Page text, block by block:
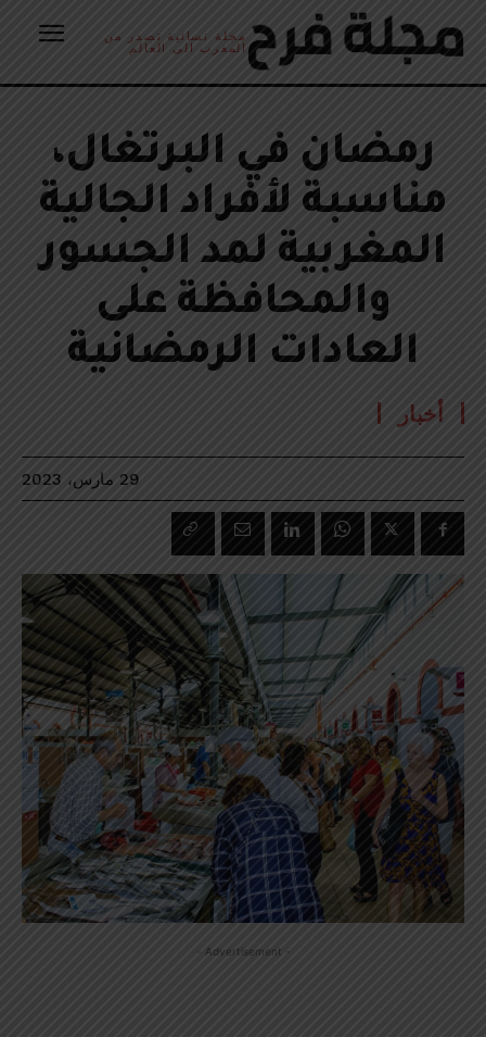
مجلة نسائية تصدر من
المغرب الى العالم
رمضان في البرتغال،
مناسبة لأفراد الجالية
المغربية لمد الجسور
والمحافظة على
العادات الرمضانية
أخبار
29 مارس، 2023
- Advertisement -